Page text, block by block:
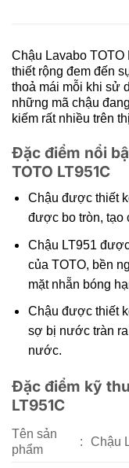
Chậu Lavabo TOTO
thiết rộng đem đến
thoả mái mỗi khi sử
những mã chậu
kiếm rất nhiều trên
Đặc điểm nổi
TOTO LT951C
Chậu được thiết
được bo tròn, tạo
Chậu LT951
của TOTO, bền
mặt nhẵn bóng
Chậu được thiết
sợ bị nước tràn
nước.
Đặc điểm kỹ
LT951C
Tên sản
phẩm
: Chậu